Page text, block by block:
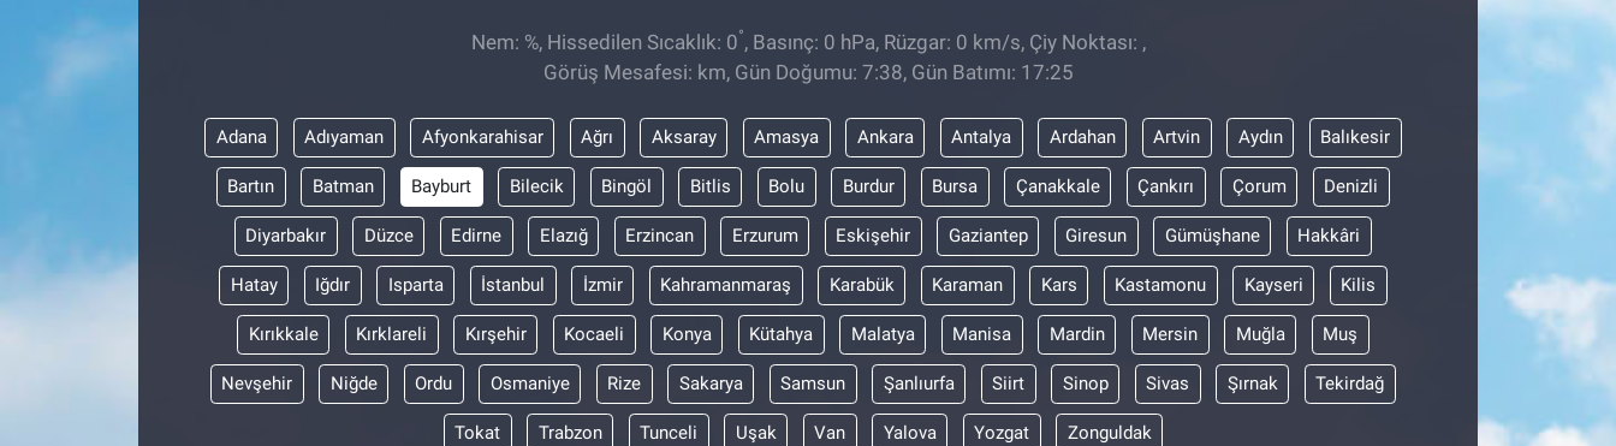
Nem: %, Hissedilen Sıcaklık: 0°, Basınç: 0 hPa, Rüzgar: 0 km/s, Çiy Noktası: ,
Görüş Mesafesi: km, Gün Doğumu: 7:38, Gün Batımı: 17:25
Adana Adıyaman Afyonkarahisar Ağrı Aksaray Amasya Ankara Antalya Ardahan Artvin Aydın Balıkesir
Bartın Batman Bayburt Bilecik Bingöl Bitlis Bolu Burdur Bursa Çanakkale Çankırı Çorum Denizli
Diyarbakır Düzce Edirne Elazığ Erzincan Erzurum Eskişehir Gaziantep Giresun Gümüşhane Hakkâri
Hatay Iğdır Isparta İstanbul İzmir Kahramanmaraş Karabük Karaman Kars Kastamonu Kayseri Kilis
Kırıkkale Kırklareli Kırşehir Kocaeli Konya Kütahya Malatya Manisa Mardin Mersin Muğla Muş
Nevşehir Niğde Ordu Osmaniye Rize Sakarya Samsun Şanlıurfa Siirt Sinop Sivas Şırnak Tekirdağ
Tokat Trabzon Tunceli Uşak Van Yalova Yozgat Zonguldak
Sağlıklı Yaşam